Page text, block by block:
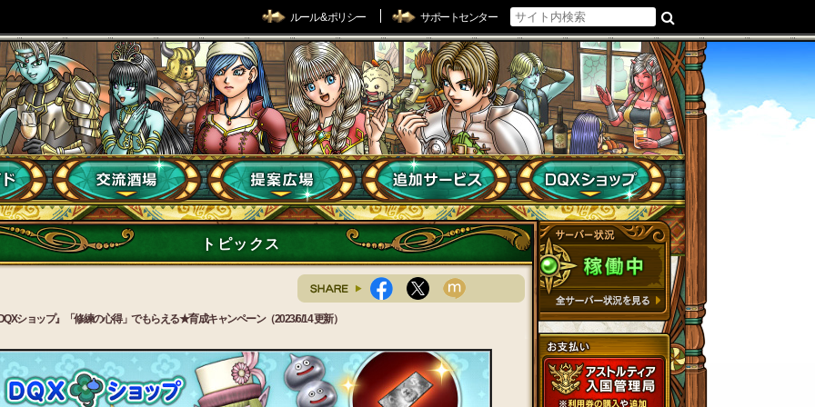
ルール & ポリシー サポートセンター
トピックス
ショップ』「修練の心得」でもらえる★育成キャンペーン（2023/6/14 更新）